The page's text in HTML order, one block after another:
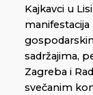
Kajkavci u
sadržajima,
Zagreba i
svečanim